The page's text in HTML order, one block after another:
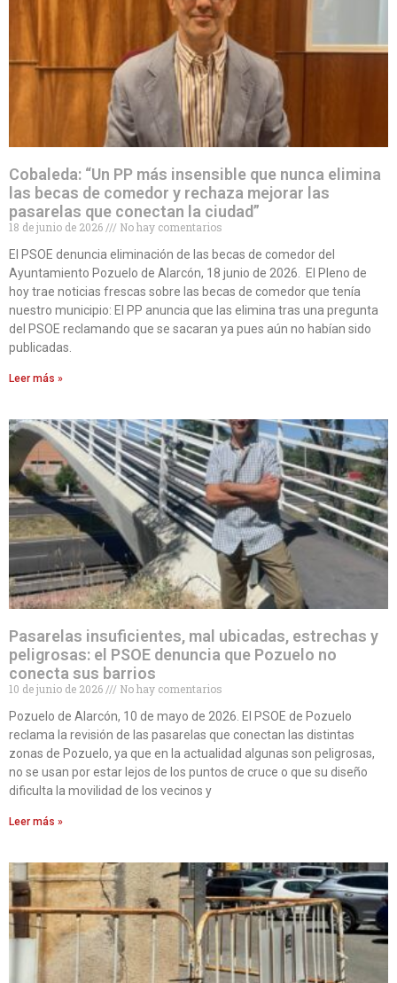
Cobaleda: “Un PP más insensible que nunca elimina
las becas de comedor y rechaza mejorar las
pasarelas que conectan la ciudad”
18 de junio de 2026
No hay comentarios
El PSOE denuncia eliminación de las becas de comedor del
Ayuntamiento Pozuelo de Alarcón, 18 junio de 2026. El Pleno de
hoy trae noticias frescas sobre las becas de comedor que tenía
nuestro municipio: El PP anuncia que las elimina tras una pregunta
del PSOE reclamando que se sacaran ya pues aún no habían sido
publicadas.
Leer más »
Pasarelas insuficientes, mal ubicadas, estrechas y
peligrosas: el PSOE denuncia que Pozuelo no
conecta sus barrios
10 de junio de 2026
No hay comentarios
Pozuelo de Alarcón, 10 de mayo de 2026. El PSOE de Pozuelo
reclama la revisión de las pasarelas que conectan las distintas
zonas de Pozuelo, ya que en la actualidad algunas son peligrosas,
no se usan por estar lejos de los puntos de cruce o que su diseño
dificulta la movilidad de los vecinos y
Leer más »